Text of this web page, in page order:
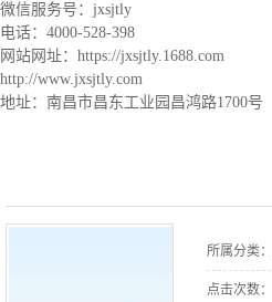
微信服务号：jxsjtly
电话：4000-528-398
网站网址：https://jxsjtly.1688.com
http://www.jxsjtly.com
地址：南昌市昌东工业园昌鸿路1700号
所属分类：
点击次数：